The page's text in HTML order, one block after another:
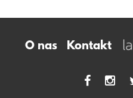
O nas Kontakt